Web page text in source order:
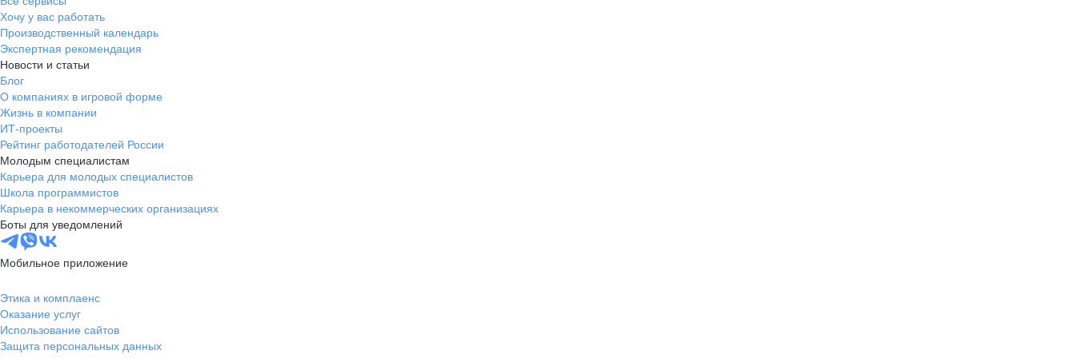
Хочу у вас работать
Производственный календарь
Экспертная рекомендация
Новости и статьи
Блог
О компаниях в игровой форме
Жизнь в компании
ИТ-проекты
Рейтинг работодателей России
Молодым специалистам
Карьера для молодых специалистов
Школа программистов
Карьера в некоммерческих организациях
Боты для уведомлений
Мобильное приложение
Этика и комплаенс
Оказание услуг
Использование сайтов
Защита персональных данных